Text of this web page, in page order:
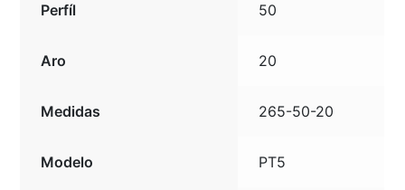
Perfíl 50
Aro 20
Medidas 265-50-20
Modelo PT5